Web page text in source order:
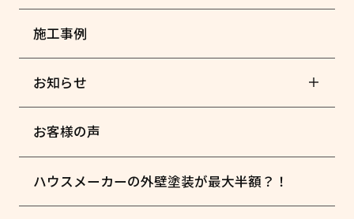
施工事例
お知らせ
お客様の声
ハウスメーカーの外壁塗装が最大半額？！